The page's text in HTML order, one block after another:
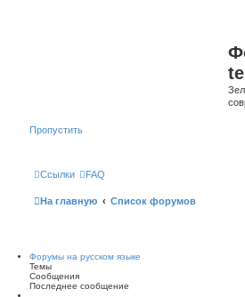
Пропустить
Ссылки FAQ
На главную Список форумов
Форумы на русском языке
Темы
Сообщения
Последнее сообщение